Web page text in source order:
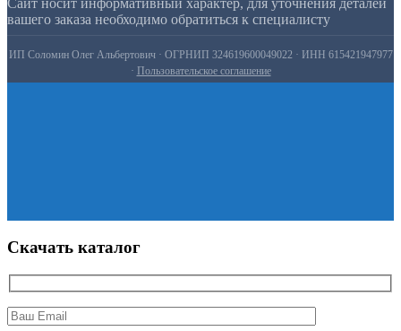
Сайт носит информативный характер, для уточнения деталей
вашего заказа необходимо обратиться к специалисту
ИП Соломин Олег Альбертович · ОГРНИП 324619600049022 · ИНН 615421947977
· Пользовательское соглашение
Скачать каталог